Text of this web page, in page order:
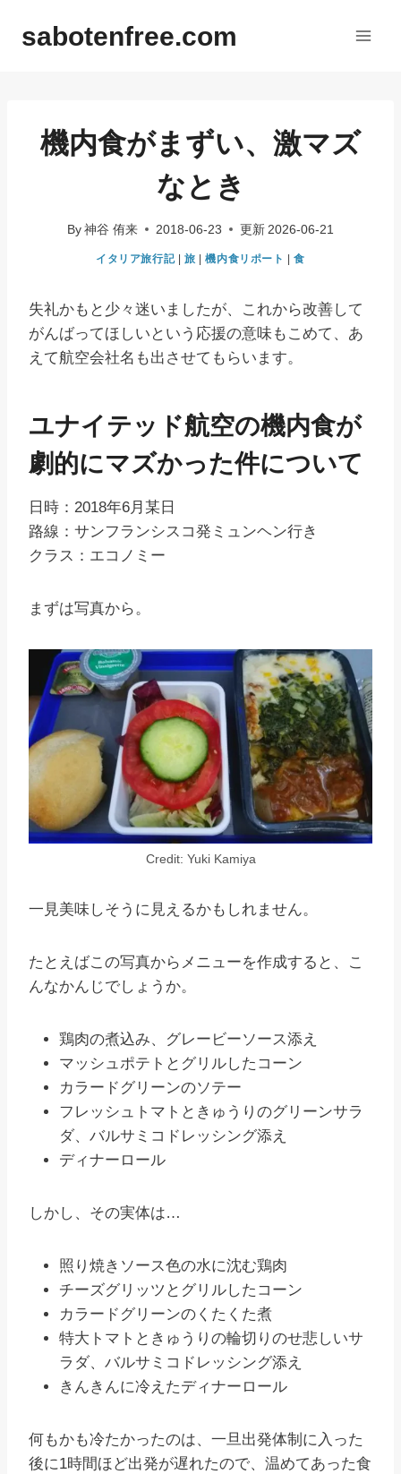
sabotenfree.com
機内食がまずい、激マズ
なとき
By 神谷 侑来 2018-06-23 更新 2026-06-21
イタリア旅行記| 旅 |機内食リポート |食
失礼かもと少々迷いましたが、これから改善して
がんばってほしいという応援の意味もこめて、あ
えて航空会社名も出させてもらいます。
ユナイテッド航空の機内食が
劇的にマズかった件について
日時：2018年6月某日
路線：サンフランシスコ発ミュンヘン行き
クラス：エコノミー
まずは写真から。
Credit: Yuki Kamiya
一見美味しそうに見えるかもしれません。
たとえばこの写真からメニューを作成すると、こ
んなかんじでしょうか。
鶏肉の煮込み、グレービーソース添え
マッシュポテトとグリルしたコーン
カラードグリーンのソテー
フレッシュトマトときゅうりのグリーンサラ
ダ、バルサミコドレッシング添え
ディナーロール
しかし、その実体は…
照り焼きソース色の水に沈む鶏肉
チーズグリッツとグリルしたコーン
カラードグリーンのくたくた煮
特大トマトときゅうりの輪切りのせ悲しいサ
ラダ、バルサミコドレッシング添え
きんきんに冷えたディナーロール
何もかも冷たかったのは、一旦出発体制に入った
後に1時間ほど出発が遅れたので、温めてあった食